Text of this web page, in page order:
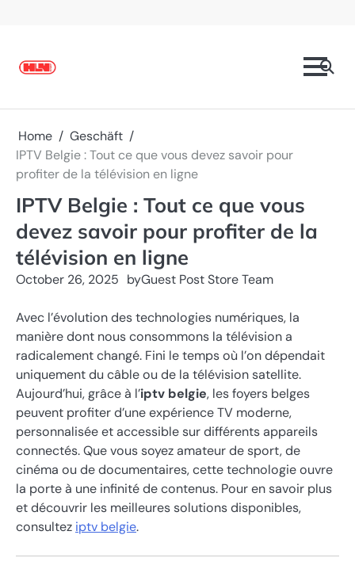
Home
Geschäft
IPTV Belgie : Tout ce que vous devez savoir pour
profiter de la télévision en ligne
IPTV Belgie : Tout ce que vous
devez savoir pour profiter de la
télévision en ligne
October 26, 2025 byGuest Post Store Team
Avec l’évolution des technologies numériques, la
manière dont nous consommons la télévision a
radicalement changé. Fini le temps où l’on dépendait
uniquement du câble ou de la télévision satellite.
Aujourd’hui, grâce à l’iptv belgie, les foyers belges
peuvent profiter d’une expérience TV moderne,
personnalisée et accessible sur différents appareils
connectés. Que vous soyez amateur de sport, de
cinéma ou de documentaires, cette technologie ouvre
la porte à une infinité de contenus. Pour en savoir plus
et découvrir les meilleures solutions disponibles,
consultez iptv belgie.